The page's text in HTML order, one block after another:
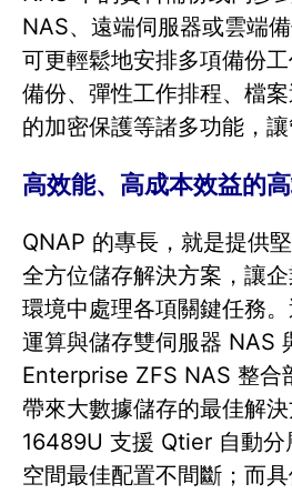
NAS、遠端伺服器或雲端
可更輕鬆地安排多項備份
備份、彈性工作排程、檔
的加密保護等諸多功能，讓
高效能、高成本效益的
QNAP 的專長，就是提供
全方位儲存解決方案，讓
環境中處理各項關鍵任務
運算與儲存雙伺服器 NAS
Enterprise ZFS NAS 整合
帶來大數據儲存的最佳解
16489U 支援 Qtier 自動分
空間最佳配置不間斷；而